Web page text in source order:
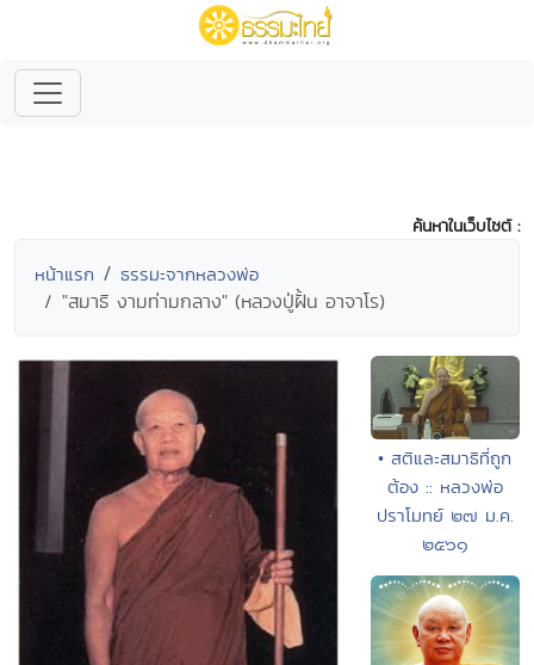
ค้นหาในเว็บไซต์ :
หน้าแรก ธรรมะจากหลวงพ่อ
"สมาธิ งามท่ามกลาง" (หลวงปู่ฝั้น อาจาโร)
• สติและสมาธิที่ถูก
ต้อง :: หลวงพ่อ
ปราโมทย์ ๒๗ ม.ค.
๒๕๖๑